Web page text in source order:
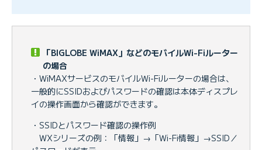
「BIGLOBE WiMAX」などのモバイルWi-Fiルーター
の場合
・WiMAXサービスのモバイルWi-Fiルーターの場合は、
一般的にSSIDおよびパスワードの確認は本体ディスプレ
イの操作画面から確認ができます。
・SSIDとパスワード確認の操作例
WXシリーズの例：「情報」→「Wi-Fi情報」→SSID／